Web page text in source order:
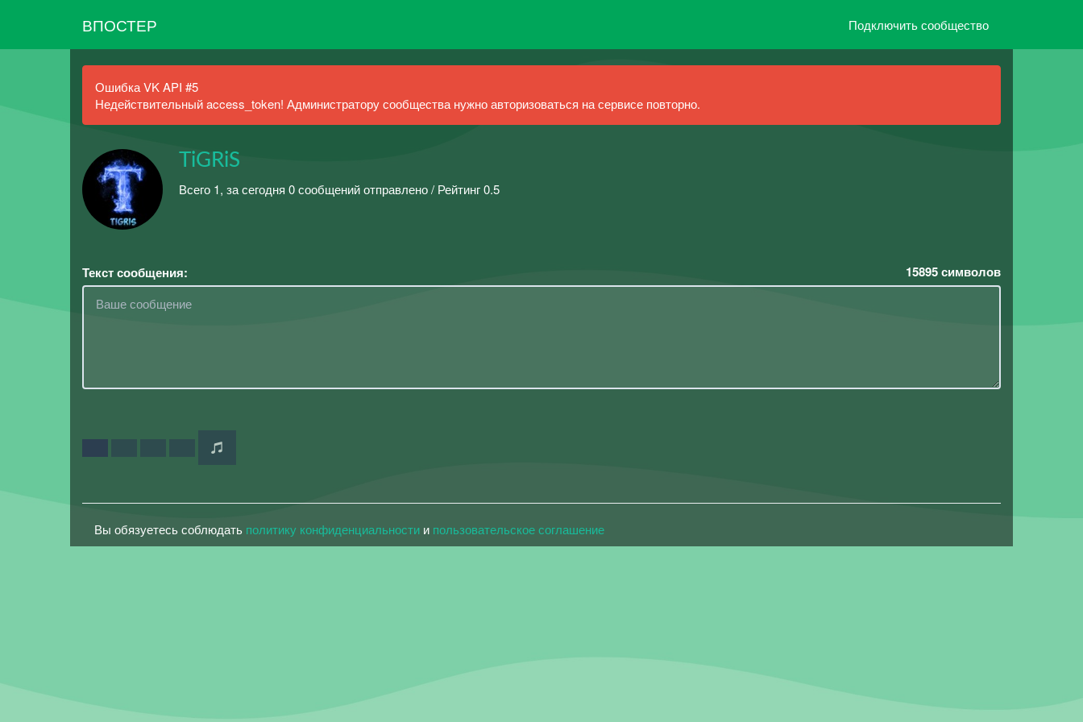
ВПОСТЕР Подключить сообщество
Ошибка VK API #5
Недействительный access_token! Администратору сообщества нужно авторизоваться на сервисе повторно.
TiGRiS
Всего 1, за сегодня 0 сообщений отправлено / Рейтинг 0.5
Текст сообщения: 15895символов
Вы обязуетесь соблюдать политику конфиденциальности и пользовательское соглашение